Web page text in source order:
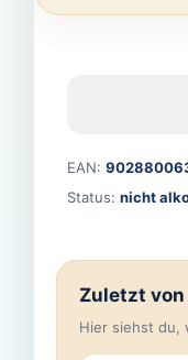
EAN:
Status: nicht
Zuletzt
Hier siehst du,